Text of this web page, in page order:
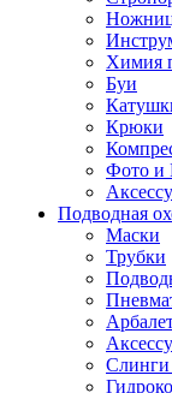
Химия
Буи
Крюки
Фото и
Подводная
Маски
Трубки
Слинги